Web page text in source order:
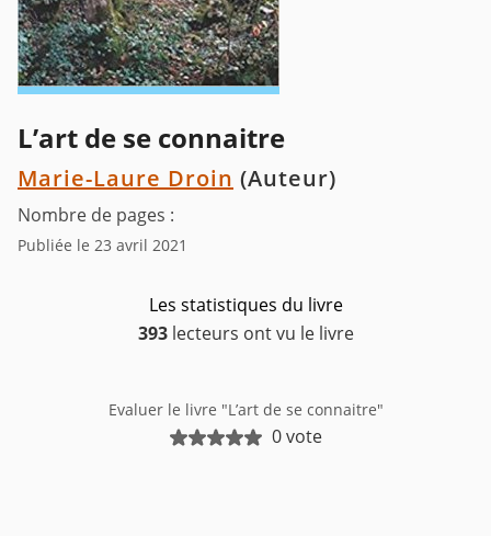
L’art de se connaitre
Marie-Laure Droin (Auteur)
Nombre de pages :
Publiée le 23 avril 2021
Les statistiques du livre
393lecteurs ont vu le livre
Evaluer le livre "L’art de se connaitre"
0 vote